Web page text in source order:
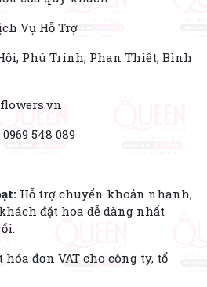
Vụ Hỗ Trợ
Phú Trinh, Phan Thiết, Bình
0969 548 089
Hỗ trợ chuyển khoản nhanh,
khách đặt hoa dễ dàng nhất
hóa đơn VAT cho công ty, tổ